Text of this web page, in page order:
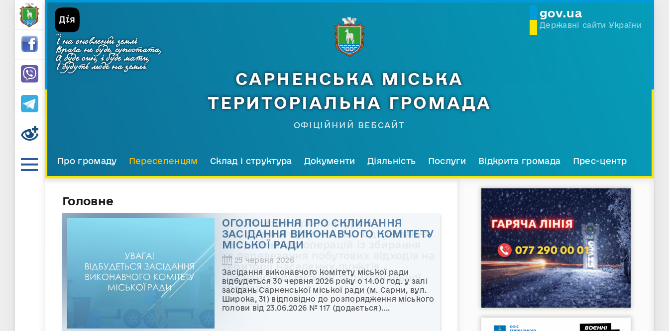
gov.ua
Державні сайти України
...
І на оновленій землі
Врага не буде, супостата,
А буде син, і буде мати,
І будуть люде на землі.
САРНЕНСЬКА МІСЬКА
ТЕРИТОРІАЛЬНА ГРОМАДА
ОФІЦІЙНИЙ ВЕБСАЙТ
Про громаду Переселенцям Склад і структура Документи Діяльність Послуги Відкрита громада Прес-центр
Головне
ОГОЛОШЕННЯ ПРО СКЛИКАННЯ
ЗАСІДАННЯ ВИКОНАВЧОГО КОМІТЕТУ
МІСЬКОЇ РАДИ
Оголошення про конкурс з
визначення суб’єкта господарювання
на здійснення операцій із збирання
та перевезення побутових відходів на
території населених пунктів
Сарненської міської територіальної
громади
ОГОЛОШЕННЯ ПРО СКЛИКАННЯ
ЗАСІДАННЯ ВИКОНАВЧОГО КОМІТЕТУ
МІСЬКОЇ РАДИ
25 червня 2026
Засідання виконавчого комітету міської ради
відбудеться 30 червня 2026 року о 14.00 год. у залі
засідань Сарненської міської ради (м. Сарни, вул.
Широка, 31) відповідно до розпорядження міського
голови від 23.06.2026 № 117 (додається)....
ДО ВІДОМА
ВІЙСЬКОВОЗОБОВ'ЯЗАНИХ!
Пленарне засідання позачергової 45-ї
сесії міської ради відбудеться 12
червня 2026 року о 14:00